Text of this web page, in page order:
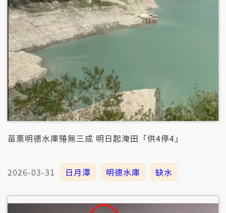
苗栗明德水庫賰無三成 明日起淹田「供4停4」
2026-03-31 日月潭 明德水庫 缺水